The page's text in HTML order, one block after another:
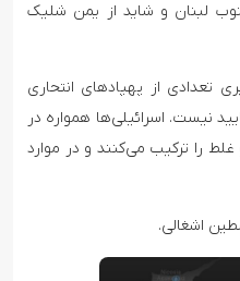
لبنان و شاید از یمن شلیک
تعدادی از پهپادهای انتحاری
نیست. اسرائیلی‌ها همواره در
را ترکیب می‌کنند و در موارد